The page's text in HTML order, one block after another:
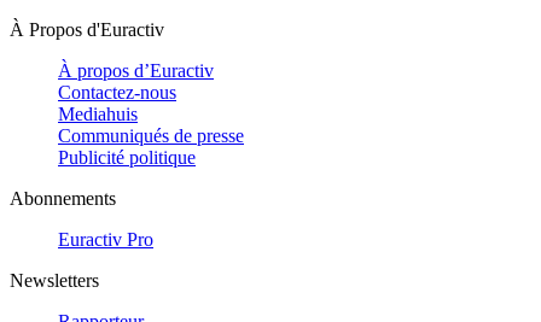
À Propos d'Euractiv
À propos d’Euractiv
Contactez-nous
Mediahuis
Communiqués de presse
Publicité politique
Abonnements
Euractiv Pro
Newsletters